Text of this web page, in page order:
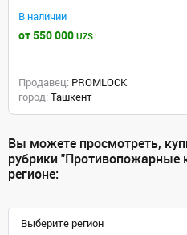
В наличии
от 550 000 UZS
Продавец: PROMLOCK
город: Ташкент
Вы можете просмотреть,
рубрики "Противопожарные
регионе:
Выберите регион